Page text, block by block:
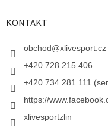
KONTAKT
obchod@xlivesport.cz
+420 728 215 406
+420 734 281 111
https://
xlivesportzlin